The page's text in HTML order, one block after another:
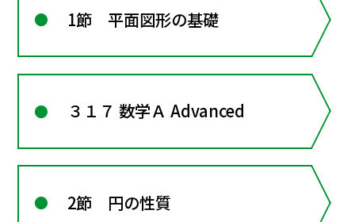
1節 平面図形の基礎
３１７ 数学Ａ Advanced
2節 円の性質